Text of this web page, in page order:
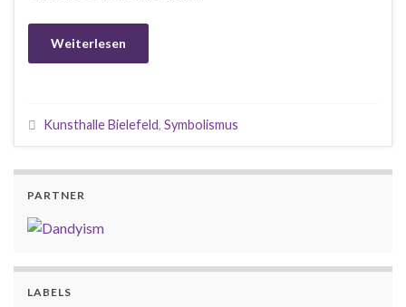
Weiterlesen
Kunsthalle Bielefeld, Symbolismus
PARTNER
LABELS